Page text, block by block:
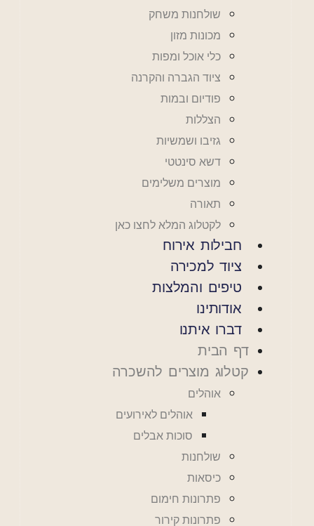
שולחנות משחק
מכונות מזון
כלי אוכל ומפות
ציוד הגברה והקרנה
פודיום ובמות
הצללות
גזיבו ושמשיות
דשא סינטטי
מוצרים משלימים
תאורה
לקטלוג המלא לחצו כאן
חבילות אירוח
ציוד למכירה
טיפים והמלצות
אודותינו
דברו איתנו
דף הבית
קטלוג מוצרים להשכרה
אוהלים
אוהלים לאירועים
סוכות אבלים
שולחנות
כיסאות
פתרונות חימום
פתרונות קירור